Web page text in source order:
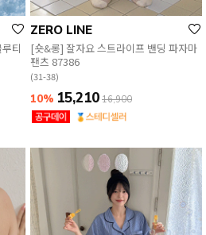
티
ZERO LINE
[숏&롱] 잘자요 스트라이프 밴딩 파자마
팬츠 87386
(31-38)
10% 15,210 16,900